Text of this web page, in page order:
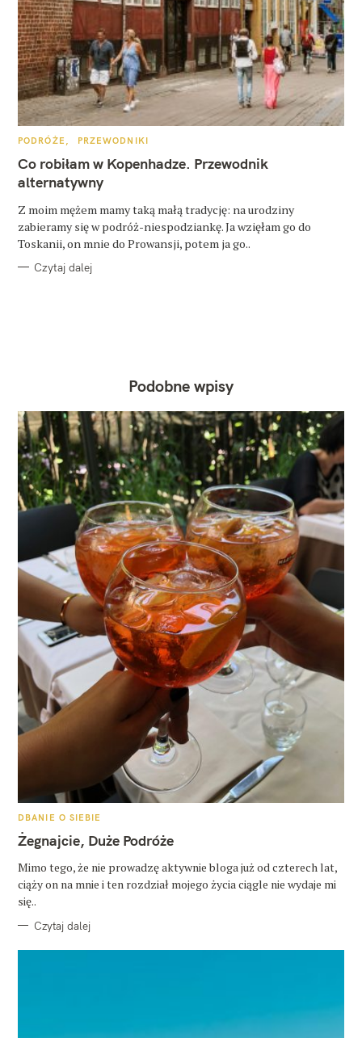
K
T
E
G
O
I
E
PODRÓŻE PRZEWODNIKI
Co robiłam w Kopenhadze. Przewodnik
alternatywny
Z moim mężem mamy taką małą tradycję: na urodziny
zabieramy się w podróż-niespodziankę. Ja wzięłam go do
Toskanii, on mnie do Prowansji, potem ja go..
Czytaj dalej
Podobne wpisy
K
T
E
O
R
I
DBANIE O SIEBIE
Żegnajcie, Duże Podróże
Mimo tego, że nie prowadzę aktywnie bloga już od czterech lat,
ciąży on na mnie i ten rozdział mojego życia ciągle nie wydaje mi
się..
Czytaj dalej